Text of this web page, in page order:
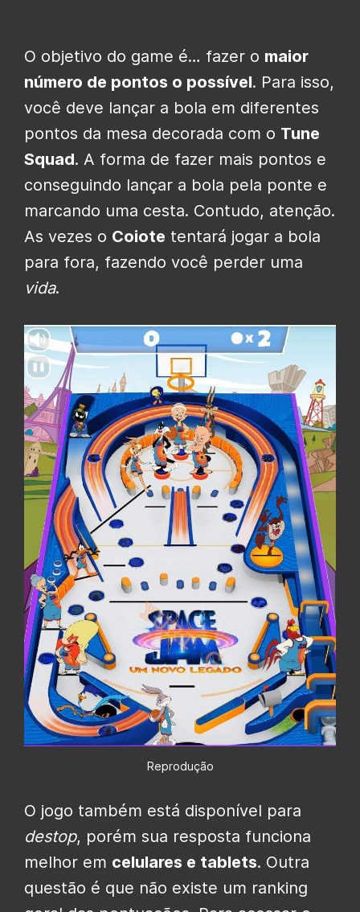
O objetivo do game é… fazer o maior
número de pontos o possível. Para isso,
você deve lançar a bola em diferentes
pontos da mesa decorada com o Tune
Squad. A forma de fazer mais pontos e
conseguindo lançar a bola pela ponte e
marcando uma cesta. Contudo, atenção.
As vezes o Coiote tentará jogar a bola
para fora, fazendo você perder uma
vida.
Reprodução
O jogo também está disponível para
destop, porém sua resposta funciona
melhor em celulares e tablets. Outra
questão é que não existe um ranking